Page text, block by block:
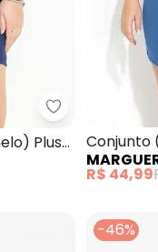
(Marinho) Plus
Marguerite -
Plus
Conjunto
Plus Size
R$ 44,99
-46%